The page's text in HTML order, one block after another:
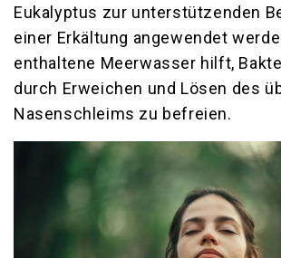
Eukalyptus zur unterstützenden
einer Erkältung angewendet
enthaltene Meerwasser hilft,
durch Erweichen und Lösen des
Nasenschleims zu befreien.